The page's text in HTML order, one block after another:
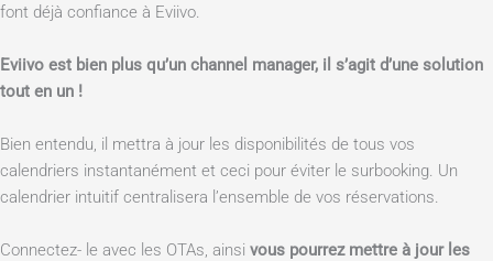
font déjà confiance à Eviivo.
Eviivo est bien plus qu’un channel manager, il s’agit d’une solution
tout en un !
Bien entendu, il mettra à jour les disponibilités de tous vos
calendriers instantanément et ceci pour éviter le surbooking. Un
calendrier intuitif centralisera l’ensemble de vos réservations.
Connectez- le avec les OTAs, ainsi vous pourrez mettre à jour les